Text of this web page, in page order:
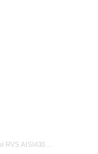
RVS AISI430.…